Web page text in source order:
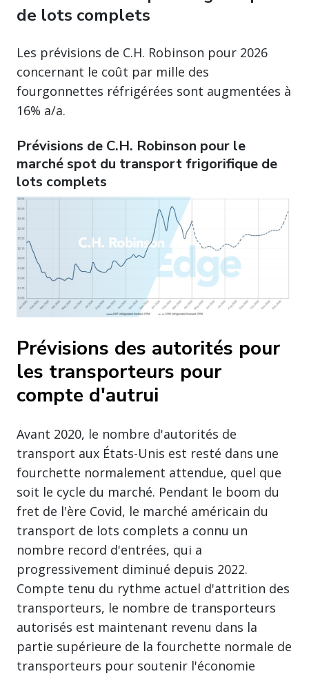
de lots complets
Les prévisions de C.H. Robinson pour 2026
concernant le coût par mille des
fourgonnettes réfrigérées sont augmentées à
16% a/a.
Prévisions de C.H. Robinson pour le
marché spot du transport frigorifique de
lots complets
Prévisions des autorités pour
les transporteurs pour
compte d'autrui
Avant 2020, le nombre d'autorités de
transport aux États-Unis est resté dans une
fourchette normalement attendue, quel que
soit le cycle du marché. Pendant le boom du
fret de l'ère Covid, le marché américain du
transport de lots complets a connu un
nombre record d'entrées, qui a
progressivement diminué depuis 2022.
Compte tenu du rythme actuel d'attrition des
transporteurs, le nombre de transporteurs
autorisés est maintenant revenu dans la
partie supérieure de la fourchette normale de
transporteurs pour soutenir l'économie